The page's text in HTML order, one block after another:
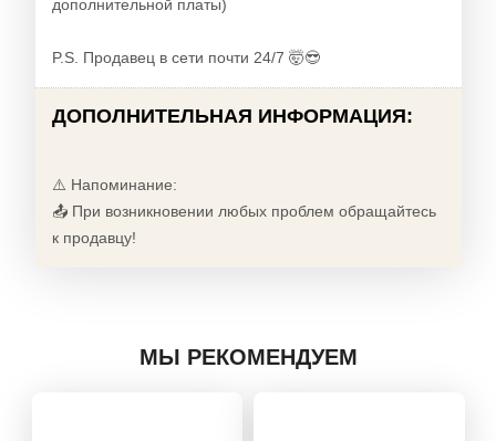
дополнительной платы)
P.S. Продавец в сети почти 24/7 🤯😎
ДОПОЛНИТЕЛЬНАЯ ИНФОРМАЦИЯ:
⚠️ Напоминание:
📤 При возникновении любых проблем обращайтесь
к продавцу!
МЫ РЕКОМЕНДУЕМ